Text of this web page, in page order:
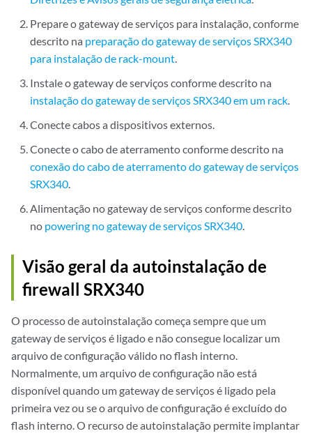
Prepare o gateway de serviços para instalação, conforme
descrito na preparação do gateway de serviços SRX340
para instalação de rack-mount.
Instale o gateway de serviços conforme descrito na
instalação do gateway de serviços SRX340 em um rack.
Conecte cabos a dispositivos externos.
Conecte o cabo de aterramento conforme descrito na
conexão do cabo de aterramento do gateway de serviços
SRX340.
Alimentação no gateway de serviços conforme descrito
no powering no gateway de serviços SRX340.
Visão geral da autoinstalação de
firewall SRX340
O processo de autoinstalação começa sempre que um
gateway de serviços é ligado e não consegue localizar um
arquivo de configuração válido no flash interno.
Normalmente, um arquivo de configuração não está
disponível quando um gateway de serviços é ligado pela
primeira vez ou se o arquivo de configuração é excluído do
flash interno. O recurso de autoinstalação permite implantar